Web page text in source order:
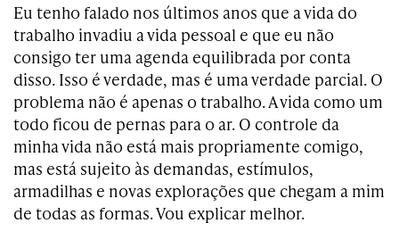
Eu tenho falado nos últimos anos que a vida do
trabalho invadiu a vida pessoal e que eu não
consigo ter uma agenda equilibrada por conta
disso. Isso é verdade, mas é uma verdade parcial. O
problema não é apenas o trabalho. A vida como um
todo ficou de pernas para o ar. O controle da
minha vida não está mais propriamente comigo,
mas está sujeito às demandas, estímulos,
armadilhas e novas explorações que chegam a mim
de todas as formas. Vou explicar melhor.